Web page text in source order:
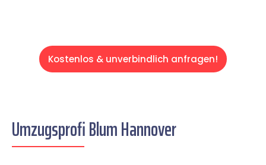
Kostenlos & unverbindlich anfragen!
Umzugsprofi Blum Hannover